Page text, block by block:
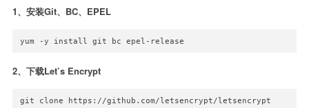
1、安装Git、BC、EPEL
yum -y install git bc epel-release
2、下载Let’s Encrypt
git clone https://github.com/letsencrypt/letsencrypt